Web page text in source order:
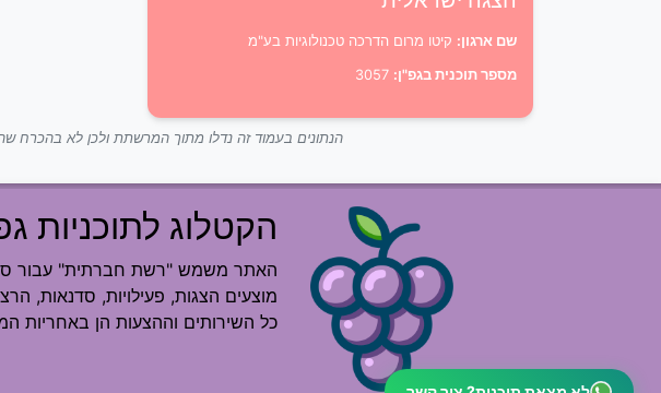
שם ארגון: קיטו מרום הדרכה טכנולוגיות בע"מ
מספר תוכנית בגפ"ן:
הנתונים בעמוד זה נדלו מתוך המרשתת ולכן לא בהכרח
הקטלוג לתוכניות
האתר משמש "רשת חברתית" עבור
מוצעים הצגות, פעילויות, סדנאות,
כל השירותים וההצעות הן באחריות